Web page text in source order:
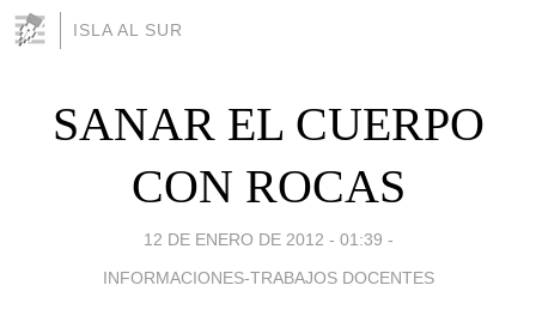
ISLA AL SUR
SANAR EL CUERPO
CON ROCAS
12 DE ENERO DE 2012 - 01:39 -
INFORMACIONES-TRABAJOS DOCENTES